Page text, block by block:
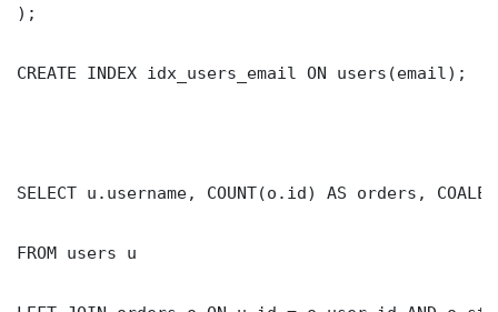
);
CREATE INDEX idx_users_email ON users(email);
SELECT u.username, COUNT(o.id) AS orders,
FROM users u